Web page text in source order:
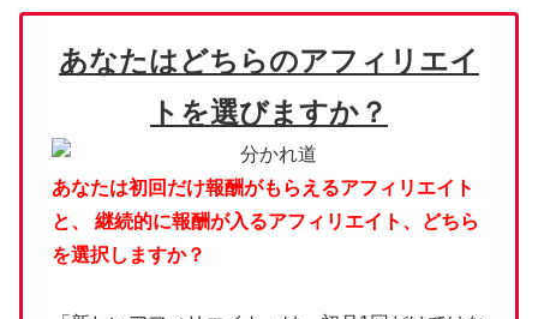
あなたはどちらのアフィリエイ
トを選びますか？
あなたは初回だけ報酬がもらえるアフィリエイト
と、
継続的に報酬が入るアフィリエイト、どちら
を選択しますか？